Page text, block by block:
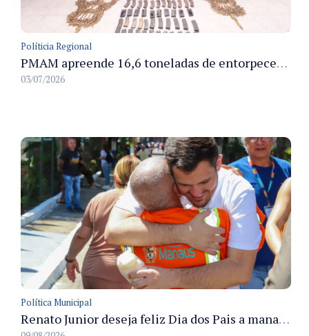
Políticia Regional
PMAM apreende 16,6 toneladas de entorpecentes e registra aumento nas prisões em flagrante e nas capturas de foragidos no primeiro semestre de 2026
03/07/2026
Política Municipal
Renato Junior deseja feliz Dia dos Pais a manauaras e detalha preparo dos cemitérios municipais